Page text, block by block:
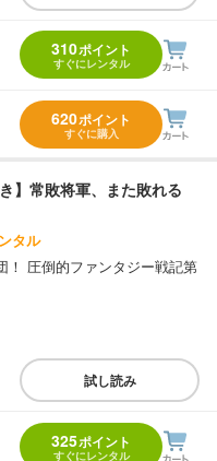
310ポイント
すぐにレンタル
620ポイント
すぐに購入
】常敗将軍、また敗れる
タル
！ 圧倒的ファンタジー戦記第
試し読み
325ポイント
すぐにレンタル